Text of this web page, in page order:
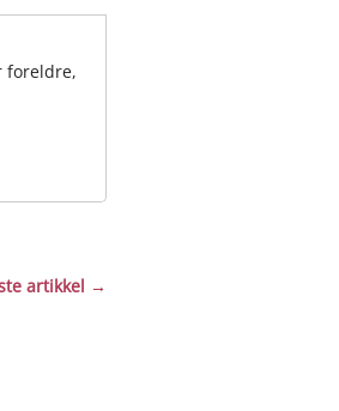
foreldre,
artikkel →